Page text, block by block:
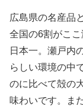
広島県の名産品
全国の6割がこ
日本一。瀬戸内
らしい環境の中
のに比べて殻の
味わいです。ま